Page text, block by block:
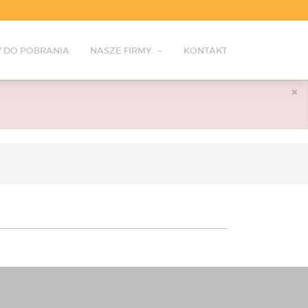
DO POBRANIA NASZE FIRMY KONTAKT
×